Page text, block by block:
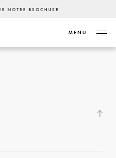
NOTRE BROCHURE
MENU